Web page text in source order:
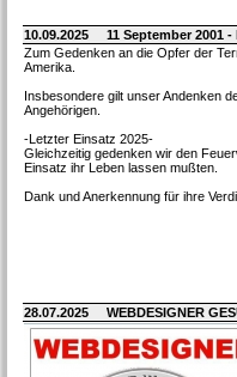
10.09.2025
11 September 2001
Zum Gedenken an die Opfer der
Amerika.
Insbesondere gilt unser Andenken
Angehörigen.
-Letzter Einsatz 2025-
Gleichzeitig gedenken wir den
Einsatz ihr Leben lassen mußten.
Dank und Anerkennung für ihre
28.07.2025 WEBDESIGNER